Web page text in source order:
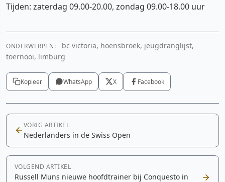
Tijden: zaterdag 09.00-20.00, zondag 09.00-18.00 uur
ONDERWERPEN:
bc victoria, hoensbroek, jeugdranglijst,
toernooi, limburg
Kopieer WhatsApp X Facebook
VORIG ARTIKEL
Nederlanders in de Swiss Open
VOLGEND ARTIKEL
Russell Muns nieuwe hoofdtrainer bij Conquesto in